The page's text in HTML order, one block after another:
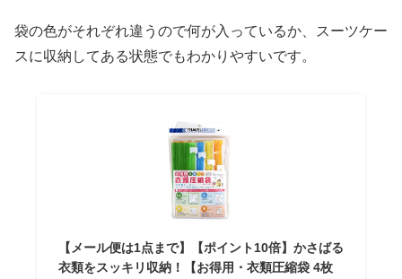
袋の色がそれぞれ違うので何が入っているか、スーツケー
スに収納してある状態でもわかりやすいです。
【メール便は1点まで】【ポイント10倍】かさばる
衣類をスッキリ収納！【お得用・衣類圧縮袋 4枚